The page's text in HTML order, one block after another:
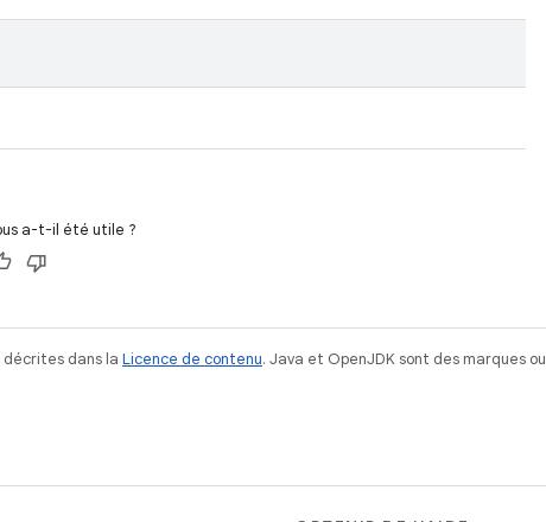
a-t-il été utile ?
décrites dans la Licence de contenu. Java et OpenJDK sont des marques ou